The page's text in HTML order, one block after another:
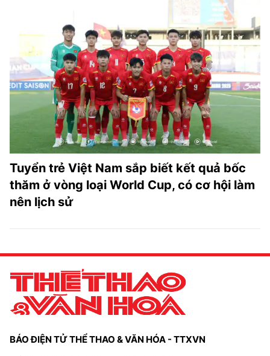
Tuyển trẻ Việt Nam sắp biết kết quả bốc
thăm ở vòng loại World Cup, có cơ hội làm
nên lịch sử
BÁO ĐIỆN TỬ THỂ THAO & VĂN HÓA - TTXVN